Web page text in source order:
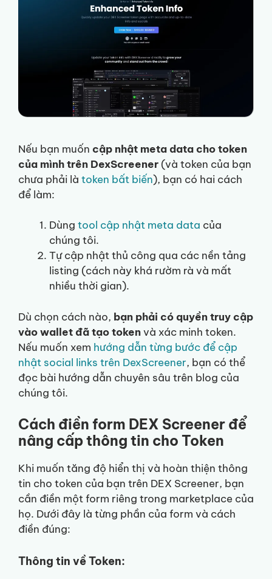
Nếu bạn muốn cập nhật meta data cho token
của mình trên DexScreener (và token của bạn
chưa phải là token bất biến), bạn có hai cách
để làm:
Dùng tool cập nhật meta data của
chúng tôi.
Tự cập nhật thủ công qua các nền tảng
listing (cách này khá rườm rà và mất
nhiều thời gian).
Dù chọn cách nào, bạn phải có quyền truy cập
vào wallet đã tạo tokenvà xác minh token.
Nếu muốn xem hướng dẫn từng bước để cập
nhật social links trên DexScreener, bạn có thể
đọc bài hướng dẫn chuyên sâu trên blog của
chúng tôi.
Cách điền form DEX Screener để
nâng cấp thông tin cho Token
Khi muốn tăng độ hiển thị và hoàn thiện thông
tin cho token của bạn trên DEX Screener, bạn
cần điền một form riêng trong marketplace của
họ. Dưới đây là từng phần của form và cách
điền đúng:
Thông tin về Token: